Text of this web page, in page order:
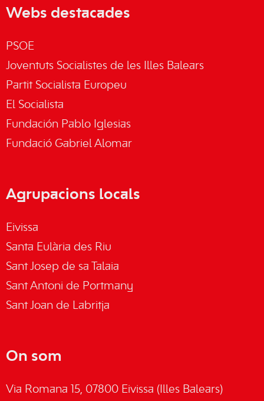
Webs destacades
PSOE
Joventuts Socialistes de les Illes Balears
Partit Socialista Europeu
El Socialista
Fundación Pablo Iglesias
Fundació Gabriel Alomar
Agrupacions locals
Eivissa
Santa Eulària des Riu
Sant Josep de sa Talaia
Sant Antoni de Portmany
Sant Joan de Labritja
On som
Via Romana 15, 07800 Eivissa (Illes Balears)